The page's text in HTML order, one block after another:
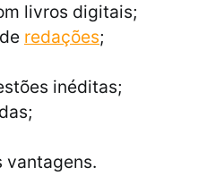
livros digitais;
redações;
inéditas;
vantagens.